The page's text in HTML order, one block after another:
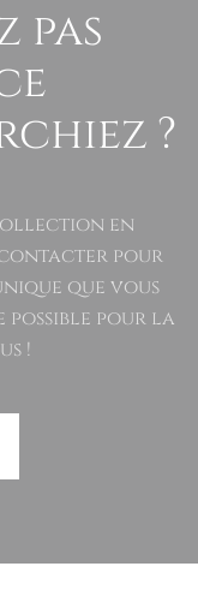
pas
?
en
contacter pour
que vous
possible pour la
!